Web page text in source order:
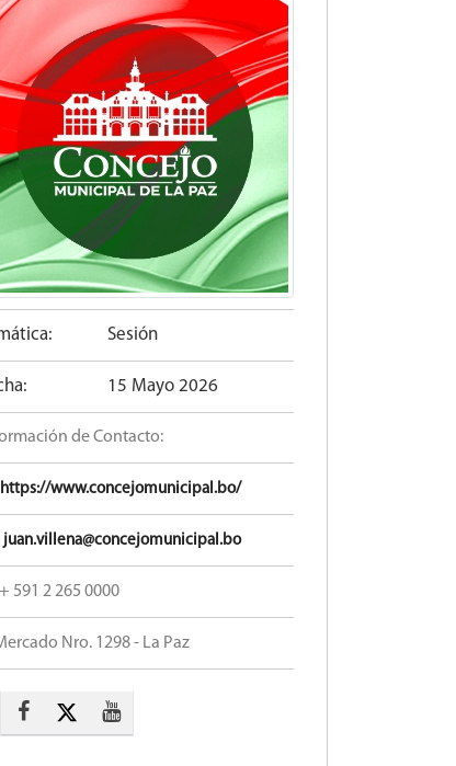
Sesión
15 Mayo 2026
de Contacto:
www.concejomunicipal.bo/
juan.villena@concejomunicipal.bo
+ 591 2 265 0000
Nro. 1298 - La Paz